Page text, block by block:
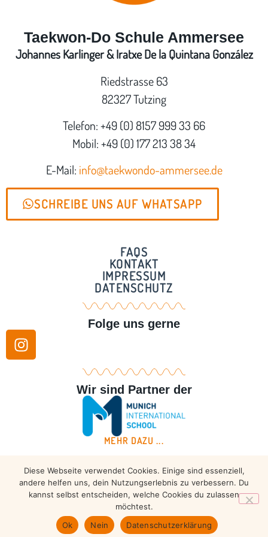
Taekwon-Do Schule Ammersee
Johannes Karlinger & Iratxe De la Quintana González
Riedstrasse 63
82327 Tutzing
Telefon: +49 (0) 8157 999 33 66
Mobil: +49 (0) 177 213 38 34
E-Mail: info@taekwondo-ammersee.de
SCHREIBE UNS AUF WHATSAPP
FAQS
KONTAKT
IMPRESSUM
DATENSCHUTZ
Folge uns gerne
Wir sind Partner der
MEHR DAZU ...
Copyright © 2026 – Taekwondo Ammersee | All rights
reserved.
Diese Webseite verwendet Cookies. Einige sind essenziell,
andere helfen uns, dein Nutzungserlebnis zu verbessern. Du
kannst selbst entscheiden, welche Cookies du zulassen
möchtest.
Ok
Nein Datenschutzerklärung